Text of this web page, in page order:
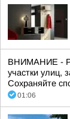
ВНИМАНИЕ -
участки улиц,
Сохраняйте
01:06